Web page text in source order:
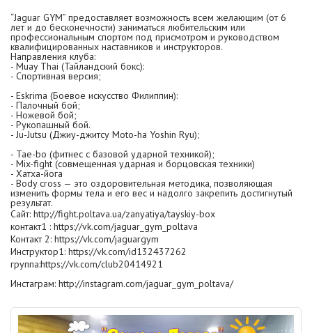
“Jaguar GYM” предоставляет возможность всем желающим (от 6
лет и до бесконечности) заниматься любительским или
профессиональным спортом под присмотром и руководством
квалифицированных наставников и инструкторов.
Направления клуба:
- Muay Thai (Тайландский бокс):
- Спортивная версия;
- Eskrima (Боевое искусство Филиппин):
- Палочный бой;
- Ножевой бой;
- Рукопашный бой.
- Ju-Jutsu (Джиу-джитсу Moto-ha Yoshin Ryu);
- Tae-bo (фитнес с базовой ударной техникой);
- Mix-fight (совмещенная ударная и борцовская техники)
- Хатха-йога
- Body cross — это оздоровительная методика, позволяющая
изменить формы тела и его вес и надолго закрепить достигнутый
результат.
Сайт: http://fight.poltava.ua/zanyatiya/tayskiy-box
контакт1 : https://vk.com/jaguar_gym_poltava
Контакт 2: https://vk.com/jaguargym
Инструктор1: https://vk.com/id132437262
группа:https://vk.com/club20414921
Инстаграм: http://instagram.com/jaguar_gym_poltava/